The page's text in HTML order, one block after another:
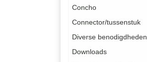
Concho
Connector/tussenstuk
Diverse benodigdheden
Downloads